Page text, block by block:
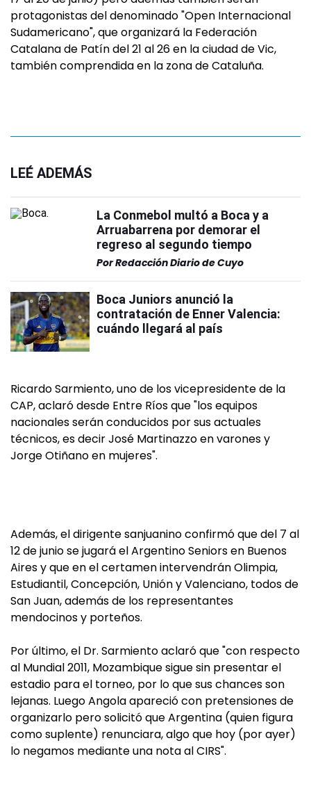
protagonistas del denominado "Open Internacional
Sudamericano", que organizará la Federación
Catalana de Patín del 21 al 26 en la ciudad de Vic,
también comprendida en la zona de Cataluña.
LEÉ ADEMÁS
La Conmebol multó a Boca y a
Arruabarrena por demorar el
regreso al segundo tiempo
PorRedacción Diario de Cuyo
Boca Juniors anunció la
contratación de Enner Valencia:
cuándo llegará al país
Ricardo Sarmiento, uno de los vicepresidente de la
CAP, aclaró desde Entre Ríos que "los equipos
nacionales serán conducidos por sus actuales
técnicos, es decir José Martinazzo en varones y
Jorge Otiñano en mujeres".
Además, el dirigente sanjuanino confirmó que del 7 al
12 de junio se jugará el Argentino Seniors en Buenos
Aires y que en el certamen intervendrán Olimpia,
Estudiantil, Concepción, Unión y Valenciano, todos de
San Juan, además de los representantes
mendocinos y porteños.
Por último, el Dr. Sarmiento aclaró que "con respecto
al Mundial 2011, Mozambique sigue sin presentar el
estadio para el torneo, por lo que sus chances son
lejanas. Luego Angola apareció con pretensiones de
organizarlo pero solicitó que Argentina (quien figura
como suplente) renunciara, algo que hoy (por ayer)
lo negamos mediante una nota al CIRS".